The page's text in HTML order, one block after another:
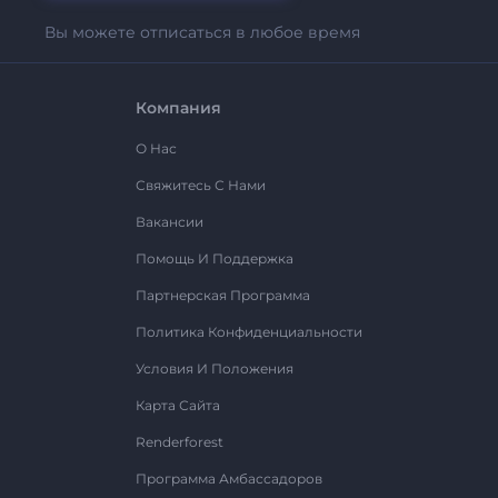
Вы можете отписаться в любое время
Компания
О Нас
Свяжитесь С Нами
Вакансии
Помощь И Поддержка
Партнерская Программа
Политика Конфиденциальности
Условия И Положения
Карта Сайта
Renderforest
Программа Амбассадоров